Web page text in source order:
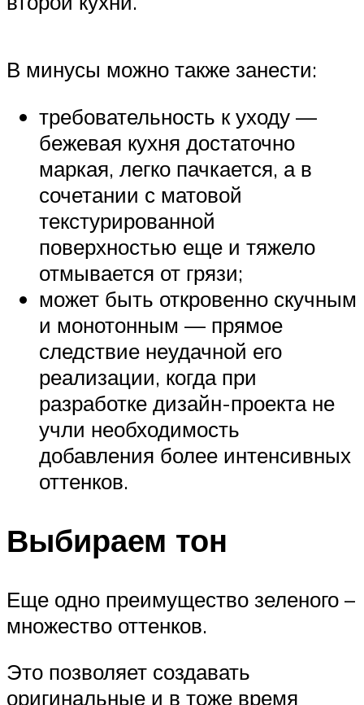
В минусы можно также занести:
требовательность к уходу —
бежевая кухня достаточно
маркая, легко пачкается, а в
сочетании с матовой
текстурированной
поверхностью еще и тяжело
отмывается от грязи;
может быть откровенно скучным
и монотонным — прямое
следствие неудачной его
реализации, когда при
разработке дизайн-проекта не
учли необходимость
добавления более интенсивных
оттенков.
Выбираем тон
Еще одно преимущество зеленого –
множество оттенков.
Это позволяет создавать
оригинальные и в тоже время